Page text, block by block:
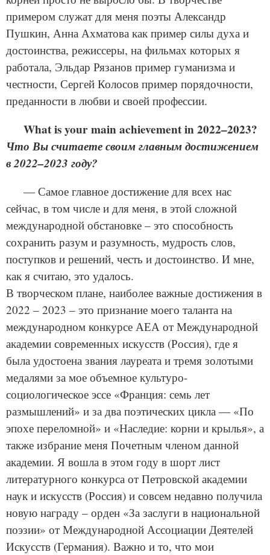
примером служат для меня поэты Александр
Пушкин, Анна Ахматова как пример силы духа и
достоинства, режиссеры, на фильмах которых я
работала, Эльдар Рязанов пример гуманизма и
честности, Сергей Колосов пример порядочности,
преданности в любви и своей профессии.
What is your main achieve­ment in 2022–2023?
Что Вы считаете своим главным достижением
в 2022–2023 году?
— Самое главное достижение для всех нас
сейчас, в том числе и для меня, в этой сложной
международной обстановке – это способность
сохранить разум и разумность, мудрость слов,
поступков и решений, честь и достоинство. И мне,
как я считаю, это удалось.
В творческом плане, наиболее важные достижения в
2022 – 2023 – это признание моего таланта на
международном конкурсе АЕА от Международной
академии современных искусств (Россия), где я
была удостоена звания лауреата и тремя золотыми
медалями за мое объемное культуро-
социологическое эссе «Франция: семь лет
размышлений» и за два поэтических цикла — «По
эпохе переломной» и «Наследие: корни и крылья», а
также избрание меня Почетным членом данной
академии. Я вошла в этом году в шорт лист
литературного конкурса от Петровской академии
наук и искусств (Россия) и совсем недавно получила
новую награду – орден «За заслуги в национальной
поэзии» от Международной Ассоциации Деятелей
Искусств (Германия). Важно и то, что мои